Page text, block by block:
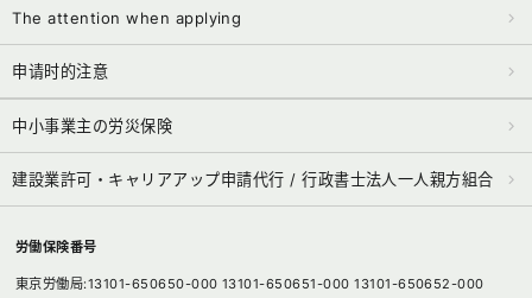
The attention when applying
申请时的注意
中小事業主の労災保険
建設業許可・キャリアアップ申請代行 / 行政書士法人一人親方組合
労働保険番号
東京労働局:13101-650650-000 13101-650651-000 13101-650652-000